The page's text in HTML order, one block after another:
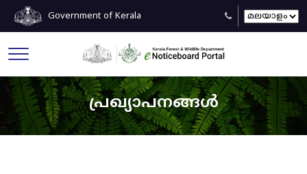
Government of Kerala
പ്രഖ്യാപനങ്ങൾ